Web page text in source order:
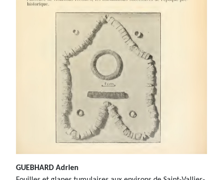
GUEBHARD Adrien